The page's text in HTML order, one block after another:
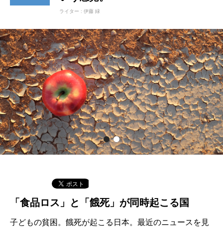
ライター : 伊藤 緑
「食品ロス」と「餓死」が同時起こる国
子どもの貧困。餓死が起こる日本。最近のニュースを見